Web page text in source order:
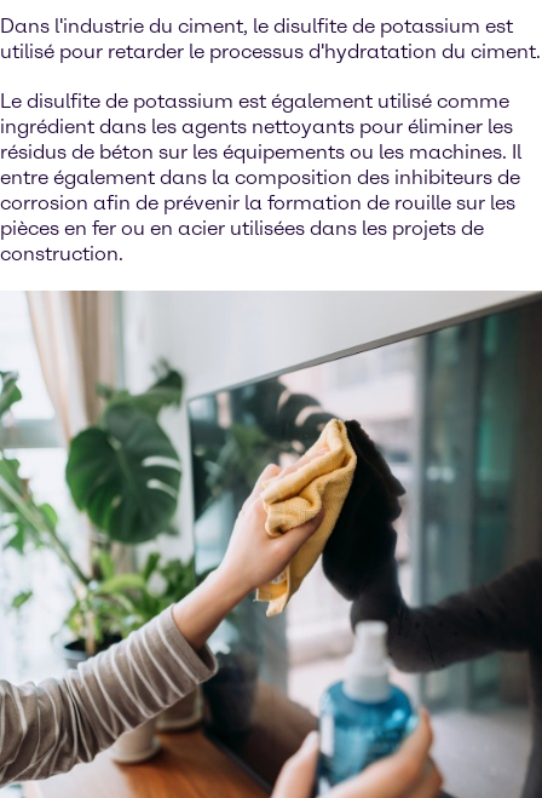
Dans l'industrie du ciment, le disulfite de potassium est
utilisé pour retarder le processus d'hydratation du ciment.
Le disulfite de potassium est également utilisé comme
ingrédient dans les agents nettoyants pour éliminer les
résidus de béton sur les équipements ou les machines. Il
entre également dans la composition des inhibiteurs de
corrosion afin de prévenir la formation de rouille sur les
pièces en fer ou en acier utilisées dans les projets de
construction.